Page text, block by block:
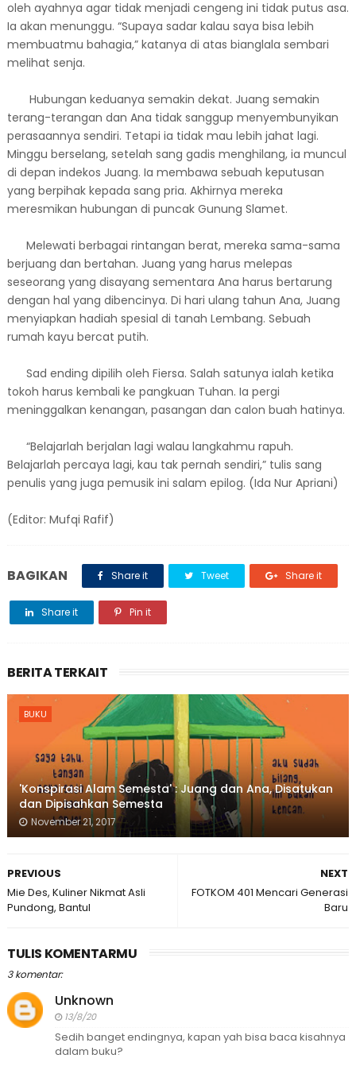
oleh ayahnya agar tidak menjadi cengeng ini tidak putus asa.
Ia akan menunggu. “Supaya sadar kalau saya bisa lebih
membuatmu bahagia,” katanya di atas bianglala sembari
melihat senja.
Hubungan keduanya semakin dekat. Juang semakin
terang-terangan dan Ana tidak sanggup menyembunyikan
perasaannya sendiri. Tetapi ia tidak mau lebih jahat lagi.
Minggu berselang, setelah sang gadis menghilang, ia muncul
di depan indekos Juang. Ia membawa sebuah keputusan
yang berpihak kepada sang pria. Akhirnya mereka
meresmikan hubungan di puncak Gunung Slamet.
Melewati berbagai rintangan berat, mereka sama-sama
berjuang dan bertahan. Juang yang harus melepas
seseorang yang disayang sementara Ana harus bertarung
dengan hal yang dibencinya. Di hari ulang tahun Ana, Juang
menyiapkan hadiah spesial di tanah Lembang. Sebuah
rumah kayu bercat putih.
Sad ending dipilih oleh Fiersa. Salah satunya ialah ketika
tokoh harus kembali ke pangkuan Tuhan. Ia pergi
meninggalkan kenangan, pasangan dan calon buah hatinya.
“Belajarlah berjalan lagi walau langkahmu rapuh.
Belajarlah percaya lagi, kau tak pernah sendiri,” tulis sang
penulis yang juga pemusik ini salam epilog. (Ida Nur Apriani)
(Editor: Mufqi Rafif)
BAGIKAN Share it Tweet Share it
Share it Pin it
BERITA TERKAIT
BUKU
'Konspirasi Alam Semesta' : Juang dan Ana, Disatukan
dan Dipisahkan Semesta
November 21, 2017
NEXT
FOTKOM 401 Mencari Generasi
Baru
PREVIOUS
Mie Des, Kuliner Nikmat Asli
Pundong, Bantul
TULIS KOMENTARMU
3 komentar:
Unknown
13/8/20
Sedih banget endingnya, kapan yah bisa baca kisahnya
dalam buku?